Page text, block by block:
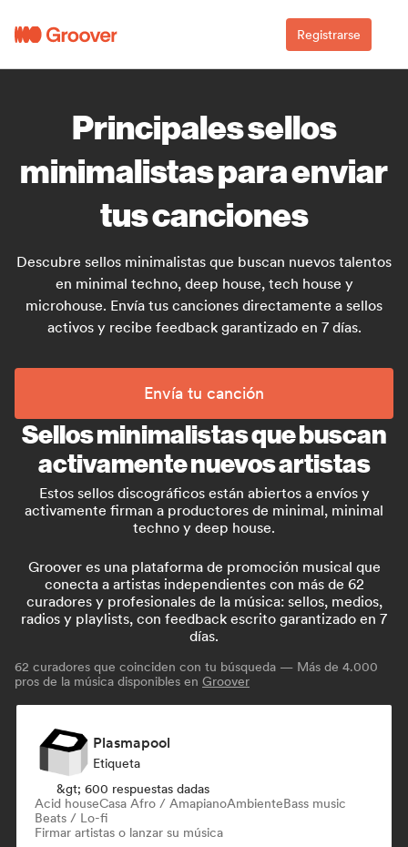
Registrarse
Principales sellos
minimalistas para enviar
tus canciones
Descubre sellos minimalistas que buscan nuevos talentos
en minimal techno, deep house, tech house y
microhouse. Envía tus canciones directamente a sellos
activos y recibe feedback garantizado en 7 días.
Envía tu canción
Sellos minimalistas que buscan
activamente nuevos artistas
Estos sellos discográficos están abiertos a envíos y
activamente firman a productores de minimal, minimal
techno y deep house.
Groover es una plataforma de promoción musical que
conecta a artistas independientes con más de 62
curadores y profesionales de la música: sellos, medios,
radios y playlists, con feedback escrito garantizado en 7
días.
62 curadores que coinciden con tu búsqueda — Más de 4.000
pros de la música disponibles en Groover
Plasmapool
Etiqueta
&gt; 600 respuestas dadas
Acid houseCasa Afro / AmapianoAmbienteBass music
Beats / Lo-fi
Firmar artistas o lanzar su música